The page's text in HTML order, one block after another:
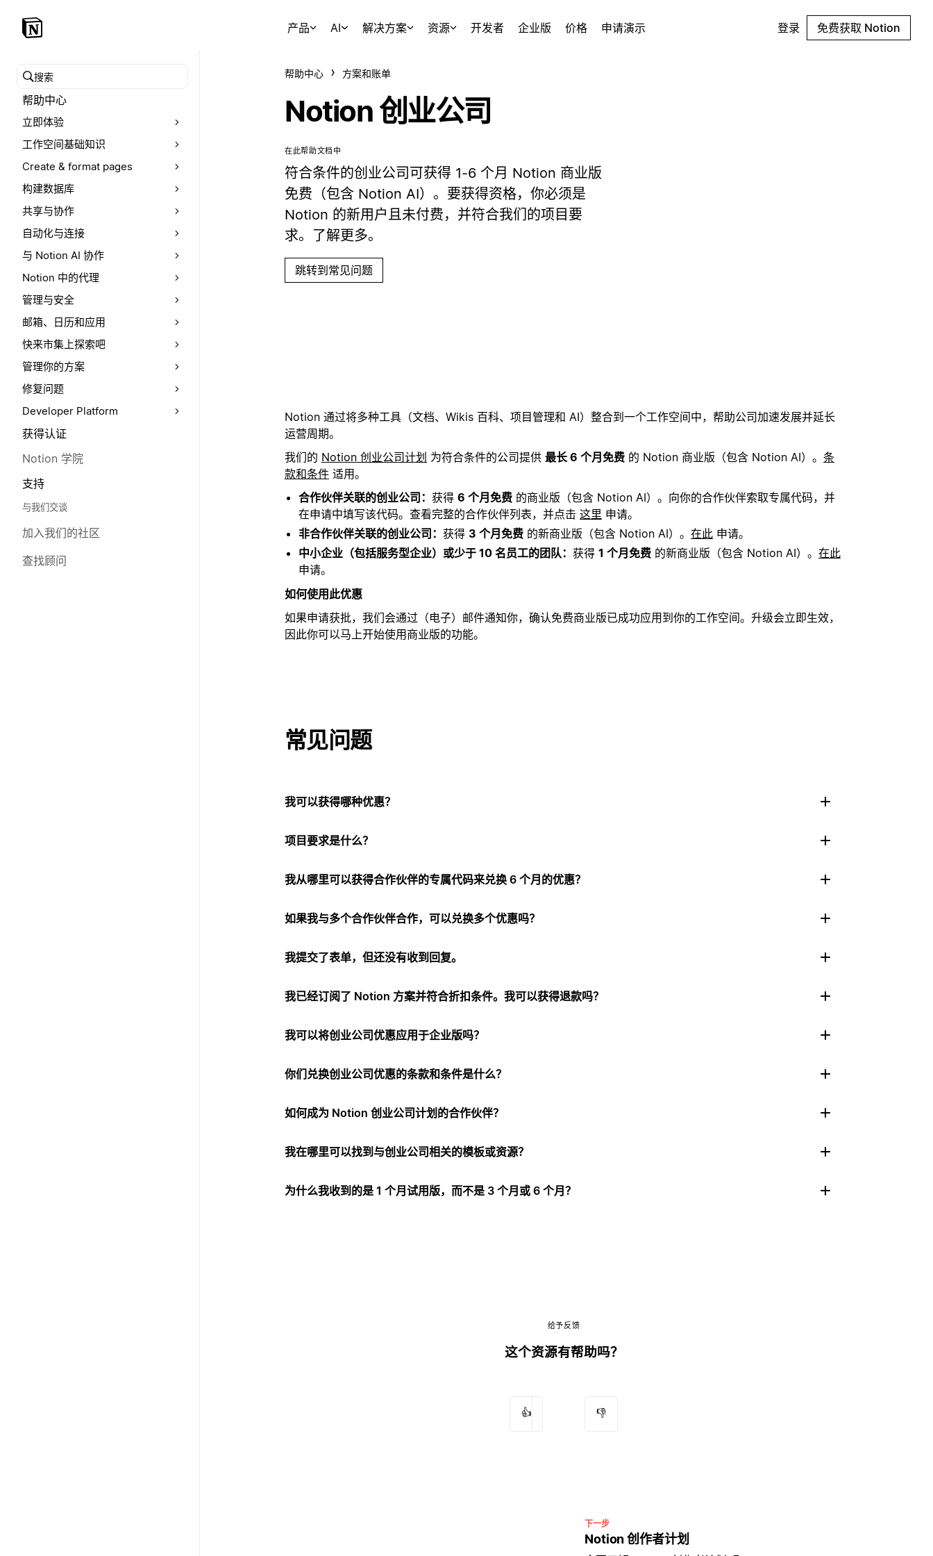
产品 AI 解决方案 资源 开发者 企业版 价格 申请演示 登录 免费获取 Notion
搜索帮助中心
帮助中心
立即体验
工作空间基础知识
Create & format pages
构建数据库
共享与协作
自动化与连接
与 Notion AI 协作
Notion 中的代理
管理与安全
邮箱、日历和应用
快来市集上探索吧
管理你的方案
修复问题
Developer Platform
获得认证
Notion 学院
支持
与我们交谈
加入我们的社区
查找顾问
帮助中心 方案和账单
Notion 创业公司
在此帮助文档中
符合条件的创业公司可获得 1-6 个月 Notion 商业版
免费（包含 Notion AI）。要获得资格，你必须是
Notion 的新用户且未付费，并符合我们的项目要
求。了解更多。
跳转到常见问题
Notion 通过将多种工具（文档、Wikis 百科、项目管理和 AI）整合到一个工作空间中，帮助公司加速发展并延长
运营周期。
我们的 Notion 创业公司计划 为符合条件的公司提供 最长 6 个月免费 的 Notion 商业版（包含 Notion AI）。 条
款和条件 适用。
合作伙伴关联的创业公司： 获得 6 个月免费 的商业版（包含 Notion AI）。向你的合作伙伴索取专属代码，并
在申请中填写该代码。查看完整的合作伙伴列表，并点击 这里 申请。
非合作伙伴关联的创业公司： 获得 3 个月免费 的新商业版（包含 Notion AI）。 在此 申请。
中小企业（包括服务型企业）或少于 10 名员工的团队： 获得 1 个月免费 的新商业版（包含 Notion AI）。 在此
申请。
如何使用此优惠
如果申请获批，我们会通过（电子）邮件通知你，确认免费商业版已成功应用到你的工作空间。升级会立即生效，
因此你可以马上开始使用商业版的功能。
常见问题
我可以获得哪种优惠？
项目要求是什么？
我从哪里可以获得合作伙伴的专属代码来兑换 6 个月的优惠？
如果我与多个合作伙伴合作，可以兑换多个优惠吗？
我提交了表单，但还没有收到回复。
我已经订阅了 Notion 方案并符合折扣条件。我可以获得退款吗？
我可以将创业公司优惠应用于企业版吗？
你们兑换创业公司优惠的条款和条件是什么？
如何成为 Notion 创业公司计划的合作伙伴？
我在哪里可以找到与创业公司相关的模板或资源？
为什么我收到的是 1 个月试用版，而不是 3 个月或 6 个月？
给予反馈
这个资源有帮助吗？
👍 👎
下一步
Notion 创作者计划